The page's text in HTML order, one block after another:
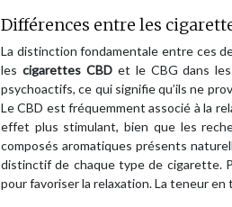
Différences entre les
La distinction fondamentale entre ces
les cigarettes CBD et le CBG dans
psychoactifs, ce qui signifie qu’ils ne
Le CBD est fréquemment associé à la
effet plus stimulant, bien que les
composés aromatiques présents
distinctif de chaque type de cigarette.
pour favoriser la relaxation. La teneur